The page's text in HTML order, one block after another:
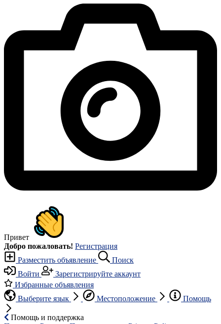
Привет
Добро пожаловать! Регистрация
Разместить объявление
Поиск
Войти
Зарегистрируйте аккаунт
Избранные объявления
Выберите язык
Местоположение Помощь
Помощь и поддержка